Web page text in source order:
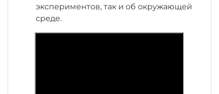
ЭРГОНОМИЧНОСТЬ
экспериментов, так и об окружающей
среде.